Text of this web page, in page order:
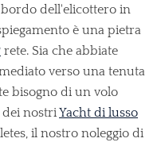
dell'elicottero in
è una pietra
rete. Sia che abbiate
verso una tenuta
bisogno di un volo
nostriYacht di lusso
il nostro noleggio di